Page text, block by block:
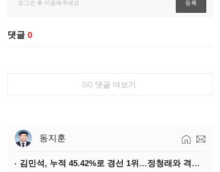
댓글 0
0/0 댓글 더보기
동지훈
김민석, 누적 45.42%로 경선 1위…정청래와 격차 0.86%p(2보)